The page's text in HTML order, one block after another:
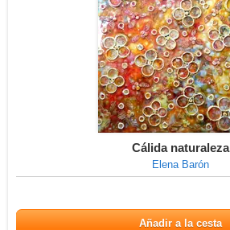
Cálida naturaleza
Elena Barón
Añadir a la cesta